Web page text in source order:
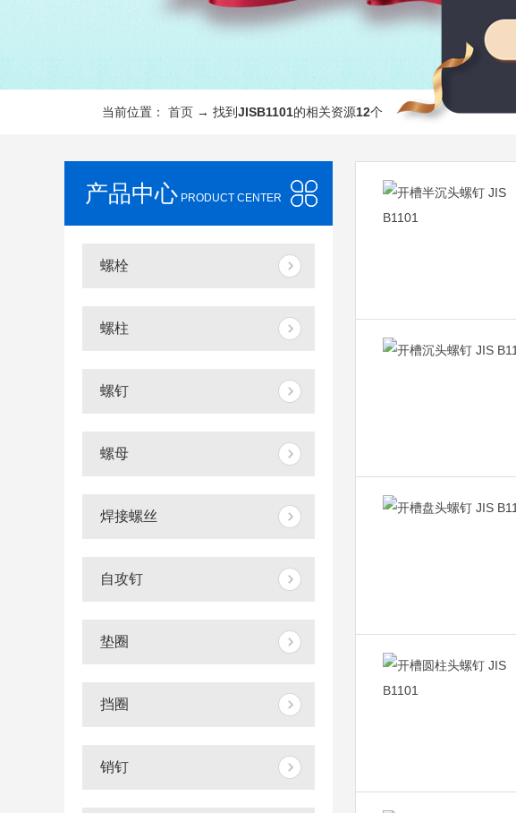
当前位置： 首页 → 找到JISB1101的相关资源12个
产品中心 PRODUCT CENTER
螺栓
螺柱
螺钉
螺母
焊接螺丝
自攻钉
垫圈
挡圈
销钉